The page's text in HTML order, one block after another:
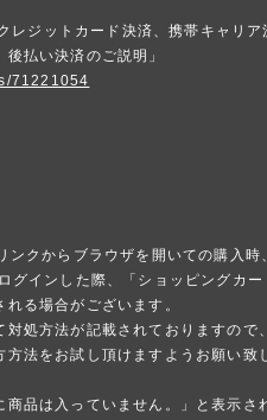
レジットカード決済、携帯キャリア
払い決済のご説明」
71221054
クからブラウザを開いての購入時
グインした際、「ショッピングカー
る場合がございます。
対処方法が記載されておりますので
法をお試し頂けますようお願い致
品は入っていません。」と表示さ